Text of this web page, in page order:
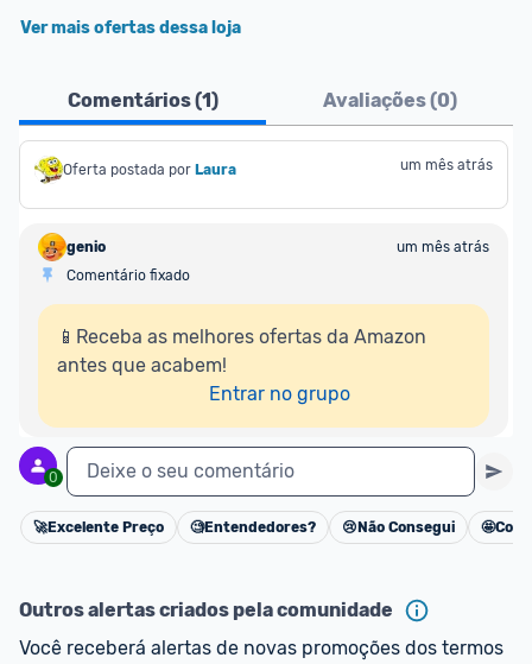
Ver mais ofertas dessa loja
Comentários (1) Avaliações (0)
Oferta postada por Laura um mês atrás
genio
um mês atrás
Comentário fixado
📱Receba as melhores ofertas da Amazon
antes que acabem!
Entrar no grupo
0 Deixe o seu comentário
Cancelar
🚀Excelente Preço 🧐Entendedores? 😢 Não Consegui 🤩
Outros alertas criados pela comunidade
Você receberá alertas de novas promoções dos termos